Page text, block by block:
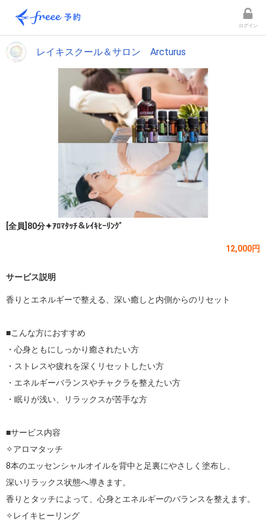
ログイン
レイキスクール＆サロン Arcturus
[全員]80分✦ｱﾛﾏﾀｯﾁ＆ﾚｲｷﾋｰﾘﾝｸﾞ
12,000円
サービス説明
香りとエネルギーで整える、深い癒しと内側からのリセット
■こんな方におすすめ
・心身ともにしっかり癒されたい方
・ストレスや疲れを深くリセットしたい方
・エネルギーバランスやチャクラを整えたい方
・眠りが浅い、リラックスが苦手な方
■サービス内容
✧アロマタッチ
8本のエッセンシャルオイルを背中と足裏にやさしく塗布し、
深いリラックス状態へ導きます。
香りとタッチによって、心身とエネルギーのバランスを整えます。
✧レイキヒーリング